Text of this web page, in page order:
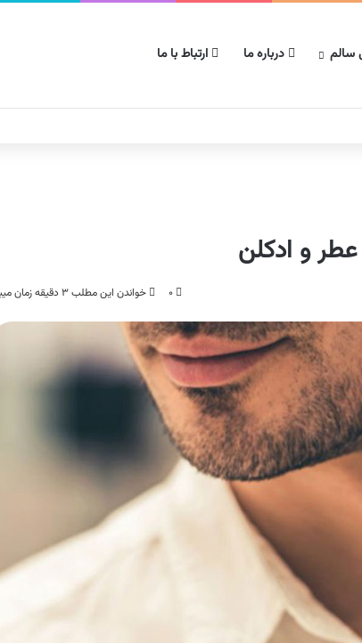
سالم درباره ما ارتباط با ما
و ادکلن
۰ خواندن این مطلب ۳ دقیقه زمان میبرد